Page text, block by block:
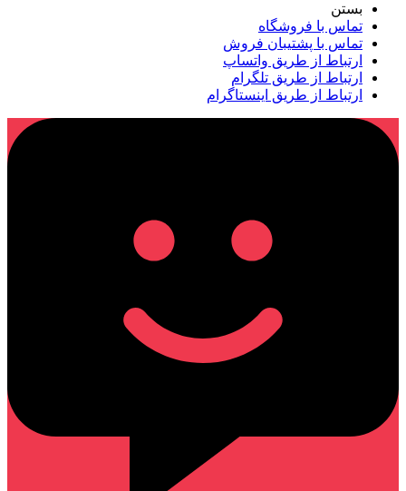
بستن
تماس با فروشگاه
تماس با پشتیبان فروش
ارتباط از طریق واتساپ
ارتباط از طریق تلگرام
ارتباط از طریق اینستاگرام